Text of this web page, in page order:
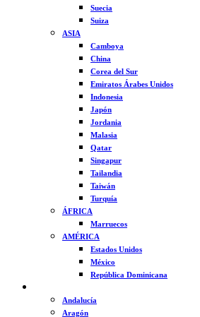
Suecia
Suiza
ASIA
Camboya
China
Corea del Sur
Emiratos Árabes Unidos
Indonesia
Japón
Jordania
Malasia
Qatar
Singapur
Tailandia
Taiwán
Turquía
ÁFRICA
Marruecos
AMÉRICA
Estados Unidos
México
República Dominicana
Andalucía
Aragón